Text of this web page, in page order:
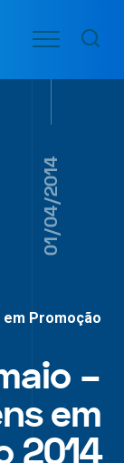
VOO
AÉREAS
Menu
01/04/2014
em Promoção
–
em